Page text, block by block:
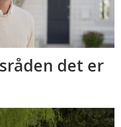
det er